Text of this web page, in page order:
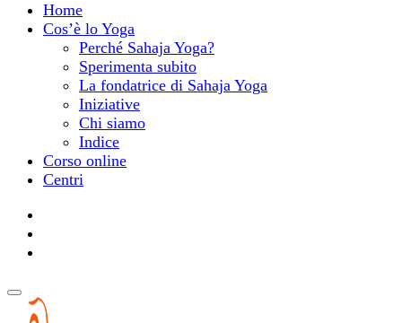
Home
Cos’è lo Yoga
Perché Sahaja Yoga?
Sperimenta subito
La fondatrice di Sahaja Yoga
Iniziative
Chi siamo
Indice
Corso online
Centri